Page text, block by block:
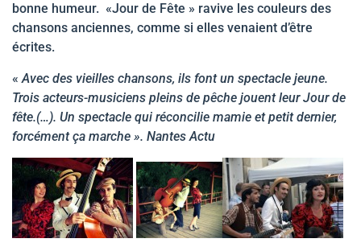
bonne humeur. «Jour de Fête » ravive les couleurs des
chansons anciennes, comme si elles venaient d’être
écrites.
« Avec des vieilles chansons, ils font un spectacle jeune.
Trois acteurs-musiciens pleins de pêche jouent leur Jour de
fête.(…). Un spectacle qui réconcilie mamie et petit dernier,
forcément ça marche ». Nantes Actu